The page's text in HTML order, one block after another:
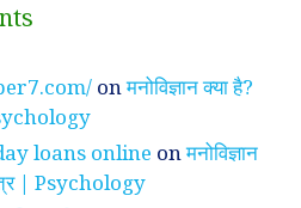
onमनोविज्ञान क्या है?
loans online onमनोविज्ञान
| Psychology